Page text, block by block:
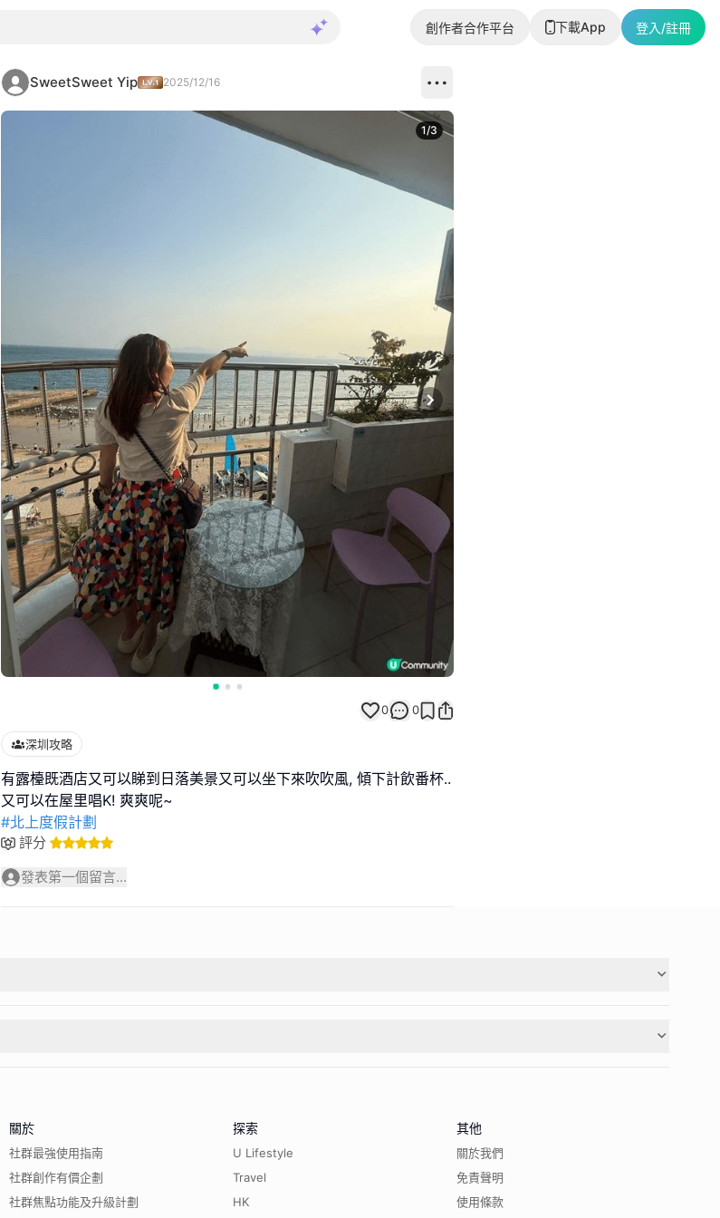
創作者合作平台 下載App 登入/註冊
SweetSweet Yip 2025/12/16
Next slide
1/3
0 0
深圳攻略
有露檯既酒店又可以睇到日落美景又可以坐下來吹吹風, 傾下計飲番杯..
#北上度假計劃
評分
發表第一個留言...
關於
社群最強使用指南
社群創作有價企劃
社群焦點功能及升級計劃
探索
U Lifestyle
Travel
HK
其他
關於我們
免責聲明
使用條款